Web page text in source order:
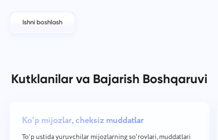
Ishni boshlash
Kutklanilar va Bajarish Boshqaruvi
Ko'p mijozlar, cheksiz muddatlar
To'p ustida yuruvchilar mijozlarning so'rovlari, muddatlari